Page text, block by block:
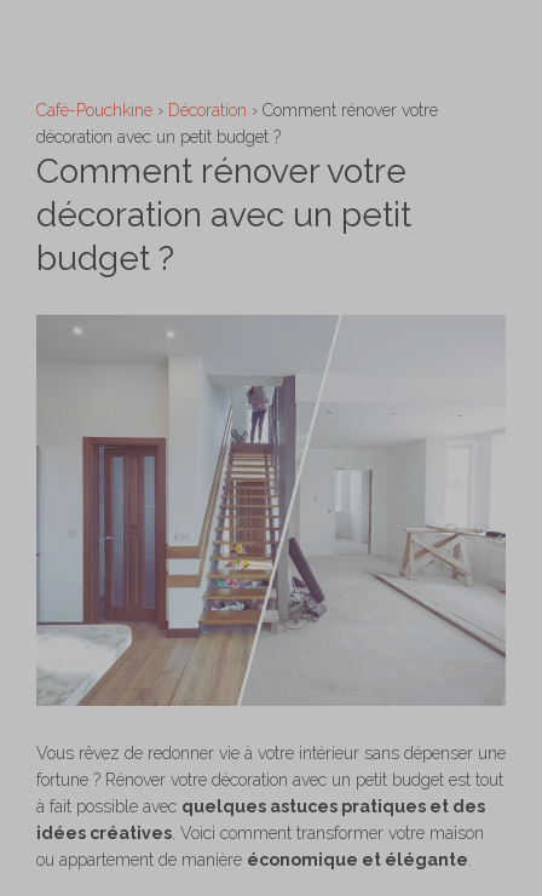
Café-Pouchkine › Décoration › Comment rénover votre
décoration avec un petit budget ?
Comment rénover votre
décoration avec un petit
budget ?
Vous rêvez de redonner vie à votre intérieur sans dépenser une
fortune ? Rénover votre décoration avec un petit budget est tout
à fait possible avec quelques astuces pratiques et des
idées créatives. Voici comment transformer votre maison
ou appartement de manière économique et élégante.